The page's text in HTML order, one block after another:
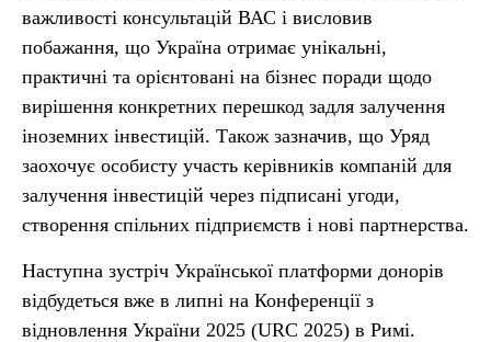
важливості консультацій ВАС і висловив
побажання, що Україна отримає унікальні,
практичні та орієнтовані на бізнес поради щодо
вирішення конкретних перешкод задля залучення
іноземних інвестицій. Також зазначив, що Уряд
заохочує особисту участь керівників компаній для
залучення інвестицій через підписані угоди,
створення спільних підприємств і нові партнерства.
Наступна зустріч Української платформи донорів
відбудеться вже в липні на Конференції з
відновлення України 2025 (URC 2025) в Римі.